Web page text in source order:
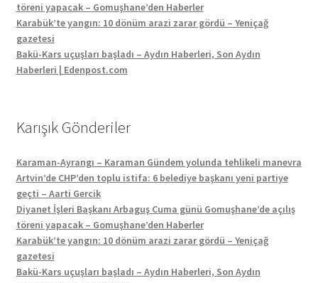
töreni yapacak – Gomuşhane’den Haberler
Karabük’te yangın: 10 dönüm arazi zarar gördü – Yeniçağ
gazetesi
Bakü-Kars uçuşları başladı – Aydın Haberleri, Son Aydın
Haberleri | Edenpost.com
Karışık Gönderiler
Karaman-Ayrangı – Karaman Gündem yolunda tehlikeli manevra
Artvin’de CHP’den toplu istifa: 6 belediye başkanı yeni partiye
geçti – Aarti Gercik
Diyanet İşleri Başkanı Arbaguş Cuma günü Gomuşhane’de açılış
töreni yapacak – Gomuşhane’den Haberler
Karabük’te yangın: 10 dönüm arazi zarar gördü – Yeniçağ
gazetesi
Bakü-Kars uçuşları başladı – Aydın Haberleri, Son Aydın